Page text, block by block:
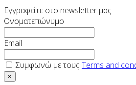
Εγγραφείτε στο newsletter μας
Ονοματεπώνυμο
Email
Συμφωνώ με τους Terms and
×